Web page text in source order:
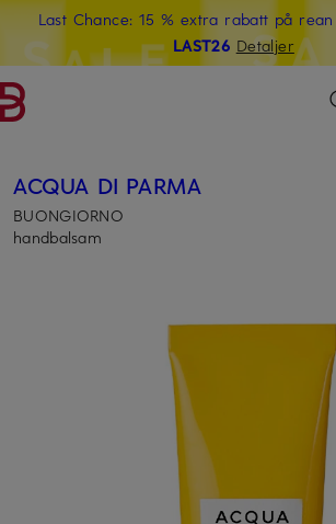
HOPPA TILL HUVUDINNEHÅLLET HOPPA
Last Chance: 15 % extra rabatt på rean
LAST26 Detaljer
ACQUA DI PARMA
BUONGIORNO
handbalsam